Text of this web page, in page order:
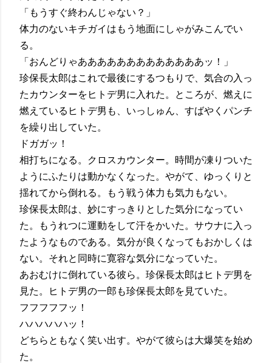
「もうすぐ終わんじゃない？」
体力のないキチガイはもう地面にしゃがみこんでい
る。
「おんどりゃあああああああああああああッ！」
珍保長太郎はこれで最後にするつもりで、気合の入っ
たカウンターをヒトデ男に入れた。ところが、燃えに
燃えているヒトデ男も、いっしゅん、すばやくパンチ
を繰り出していた。
ドガガッ！
相打ちになる。クロスカウンター。時間が凍りついた
ようにふたりは動かなくなった。やがて、ゆっくりと
揺れてから倒れる。もう戦う体力も気力もない。
珍保長太郎は、妙にすっきりとした気分になってい
た。もうれつに運動をして汗をかいた。サウナに入っ
たようなものである。気分が良くなってもおかしくは
ない。それと同時に寛容な気分になっていた。
あおむけに倒れている彼ら。珍保長太郎はヒトデ男を
見た。ヒトデ男の一郎も珍保長太郎を見ていた。
フフフフフッ！
ハハハハハッ！
どちらともなく笑い出す。やがて彼らは大爆笑を始め
た。